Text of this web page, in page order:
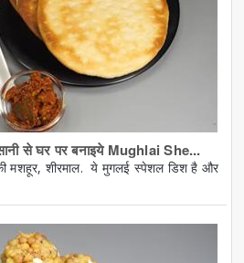
से घर पर बनाइये Mughlai She...
मशहूर, शीरमाल. ये मुगलई स्पेशल डिश है और